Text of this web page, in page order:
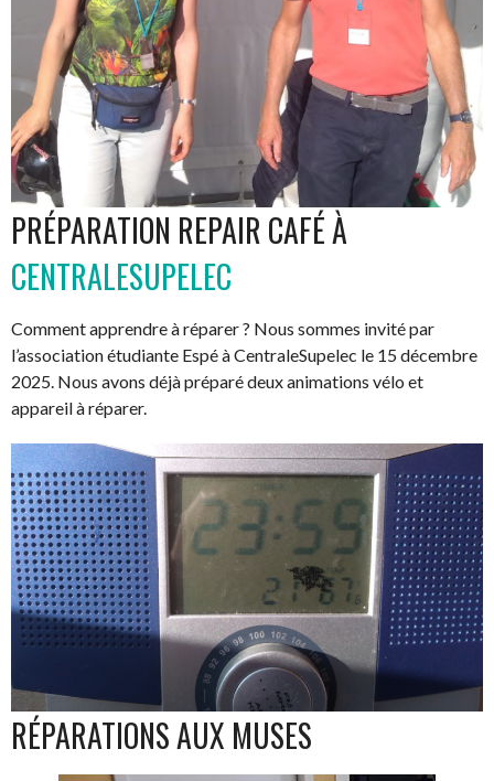
PRÉPARATION REPAIR CAFÉ À
CENTRALESUPELEC
Comment apprendre à réparer ? Nous sommes invité par
l’association étudiante Espé à CentraleSupelec le 15 décembre
2025. Nous avons déjà préparé deux animations vélo et
appareil à réparer.
RÉPARATIONS AUX MUSES